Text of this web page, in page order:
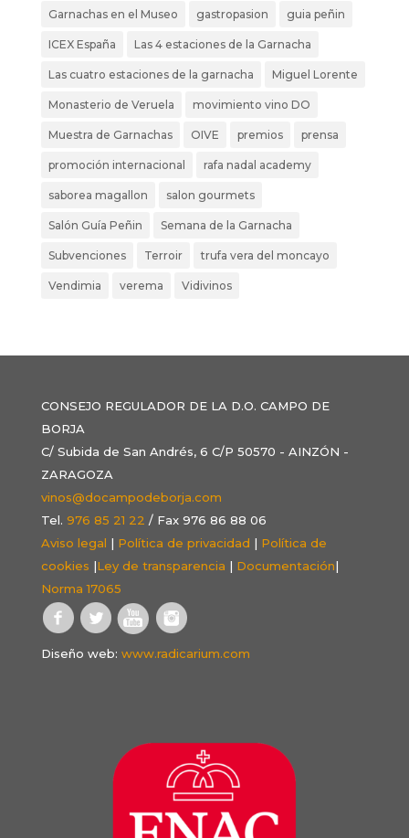
Garnachas en el Museo gastropasion guia peñin
ICEX España Las 4 estaciones de la Garnacha
Las cuatro estaciones de la garnacha Miguel Lorente
Monasterio de Veruela movimiento vino DO
Muestra de Garnachas OIVE premios prensa
promoción internacional rafa nadal academy
saborea magallon salon gourmets
Salón Guía Peñin Semana de la Garnacha
Subvenciones Terroir trufa vera del moncayo
Vendimia verema Vidivinos
CONSEJO REGULADOR DE LA D.O. CAMPO DE
BORJA
C/ Subida de San Andrés, 6 C/P 50570 - AINZÓN -
ZARAGOZA
vinos@docampodeborja.com
Tel. 976 85 21 22 / Fax 976 86 88 06
Aviso legal | Política de privacidad | Política de
cookies |Ley de transparencia | Documentación|
Norma 17065
Diseño web: www.radicarium.com